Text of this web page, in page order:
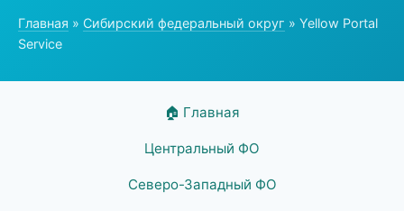
Главная » Сибирский федеральный округ » Yellow Portal
Service
🏠 Главная
Центральный ФО
Северо-Западный ФО